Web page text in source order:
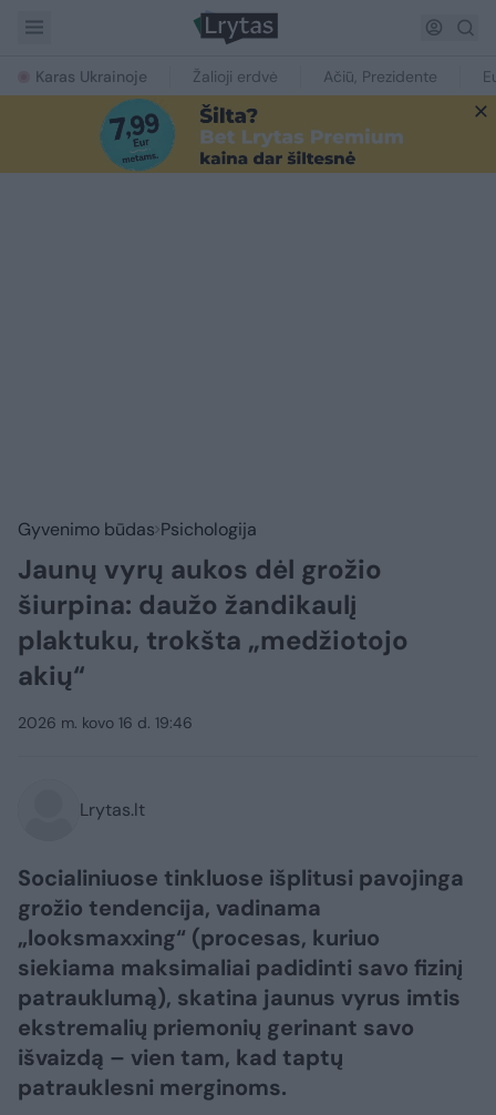
Karas Ukrainoje Žalioji erdvė Ačiū, Prezidente
Gyvenimo būdas Psichologija
Jaunų vyrų aukos dėl grožio
šiurpina: daužo žandikaulį
plaktuku, trokšta „medžiotojo
akių“
2026 m. kovo 16 d. 19:46
Lrytas.lt
Socialiniuose tinkluose išplitusi pavojinga
grožio tendencija, vadinama
„looksmaxxing“ (procesas, kuriuo
siekiama maksimaliai padidinti savo fizinį
patrauklumą), skatina jaunus vyrus imtis
ekstremalių priemonių gerinant savo
išvaizdą – vien tam, kad taptų
patrauklesni merginoms.